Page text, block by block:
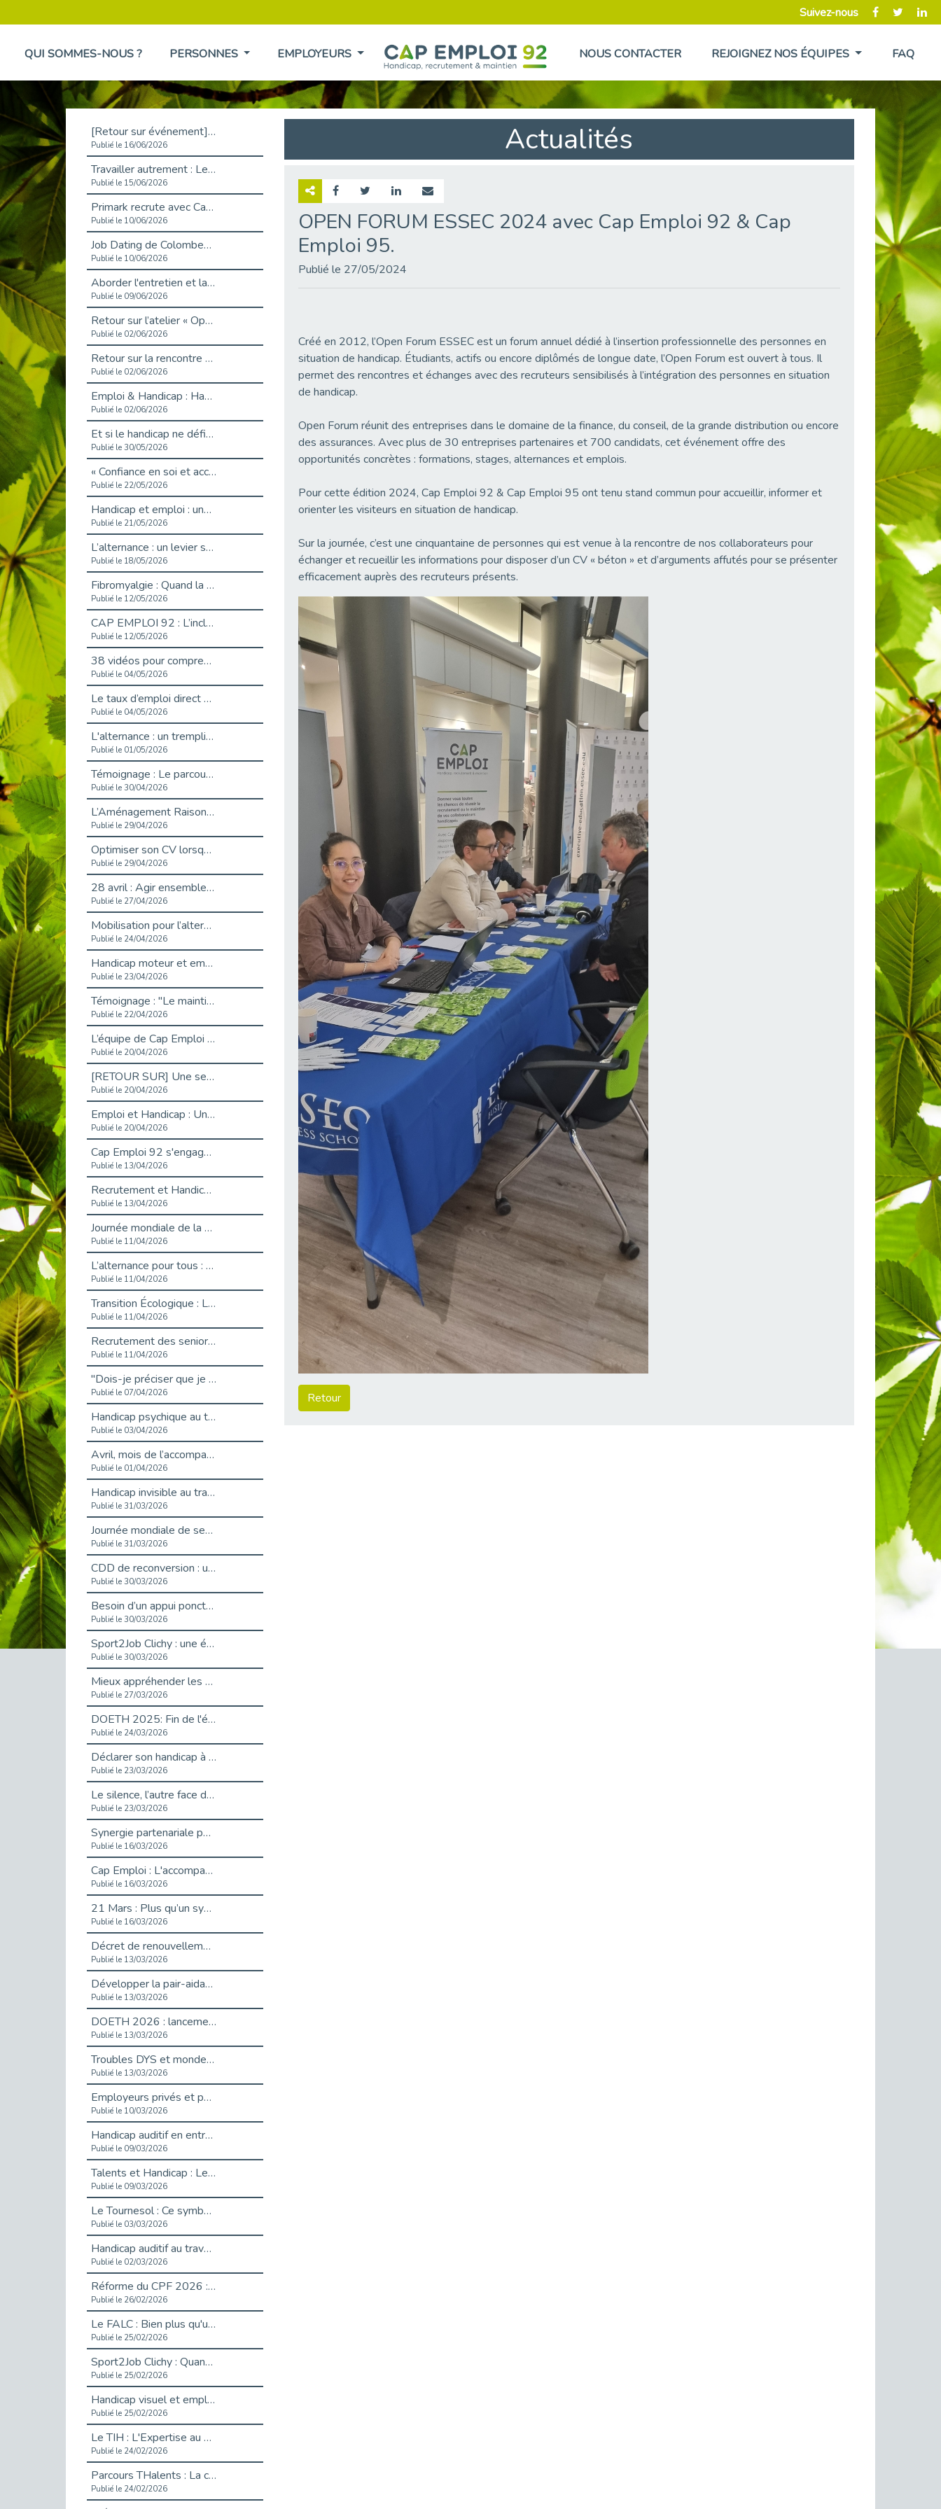
Suivez-nous
QUI SOMMES-NOUS ? PERSONNES EMPLOYEURS NOUS CONTACTER REJOIGNEZ NOS ÉQUIPES FAQ
[Retour sur événement] L'inclusion au cœur de la Place de l'Emploi à La Défense !
Publié le 16/06/2026
Travailler autrement : Le défi de l'intégration des maladies chroniques en entreprise
Publié le 15/06/2026
Primark recrute avec Cap Emploi 92, une matinée couronnée de succès !
Publié le 10/06/2026
Job Dating de Colombes – Emploi et Insertion
Publié le 10/06/2026
Aborder l'entretien et la situation de handicap en toute confiance
Publié le 09/06/2026
Retour sur l’atelier « Optimiser sa recherche d’emploi »
Publié le 02/06/2026
Retour sur la rencontre entre Cap Emploi 92 et Thales (Campus Meudon)
Publié le 02/06/2026
Emploi & Handicap : Hachette Livre et Cap emploi 92 renforcent leur collaboration
Publié le 02/06/2026
Et si le handicap ne définissait plus la carrière ?
Publié le 30/05/2026
« Confiance en soi et acceptation du handicap » : un levier puissant vers l’emploi
Publié le 22/05/2026
Handicap et emploi : une matinée pour briser les tabous
Publié le 21/05/2026
L’alternance : un levier stratégique pour recruter et inclure durablement
Publié le 18/05/2026
Fibromyalgie : Quand la douleur invisible s’invite au bureau
Publié le 12/05/2026
CAP EMPLOI 92 : L’inclusion portée à son sommet, bien au-delà des quotas
Publié le 12/05/2026
38 vidéos pour comprendre et agir durablement
Publié le 04/05/2026
Le taux d’emploi direct dans la fonction publique dépasse 6 % en 2025
Publié le 04/05/2026
L'alternance : un tremplin vers l'emploi aussi pour les personnes en situation de handicap
Publié le 01/05/2026
Témoignage : Le parcours de Marc, 44 ans
Publié le 30/04/2026
L’Aménagement Raisonnable : Un Levier pour l’Équité
Publié le 29/04/2026
Optimiser son CV lorsqu’on est en situation de handicap
Publié le 29/04/2026
28 avril : Agir ensemble pour une culture de prévention au travail
Publié le 27/04/2026
Mobilisation pour l’alternance et le handicap
Publié le 24/04/2026
Handicap moteur et emploi : réussir ses recrutements vidéo
Publié le 23/04/2026
Témoignage : "Le maintien en emploi est un investissement, pas une contrainte."
Publié le 22/04/2026
L’équipe de Cap Emploi 92 s’agrandit : Bienvenue à Charmila, Khoudia et Fadila !
Publié le 20/04/2026
[RETOUR SUR] Une session de recrutement inclusive réussie à Asnières !
Publié le 20/04/2026
Emploi et Handicap : Une alliance de style entre Cap Emploi 92 et La Cravate Solidaire
Publié le 20/04/2026
Cap Emploi 92 s'engage pour la santé mentale : La formation PSSM au cœur de l'accompagnement
Publié le 13/04/2026
Recrutement et Handicap : Et si vous testiez avant de vous engager ?
Publié le 13/04/2026
Journée mondiale de la maladie de Parkinson : Mieux comprendre pour mieux accompagner
Publié le 11/04/2026
L’alternance pour tous : Cap Emploi 92 et Seine Ouest Entreprise et Emploi mobilisés à Boulogne-Billancourt
Publié le 11/04/2026
Transition Écologique : Les Cap Emploi 75,92 et 93 s’engagent pour un Numérique Responsable
Publié le 11/04/2026
Recrutement des seniors : Un levier de transformation pour les ETI franciliennes
Publié le 11/04/2026
"Dois-je préciser que je suis handicapé sur mon CV?"
Publié le 07/04/2026
Handicap psychique au travail : et si nous changions de regard - vidéo
Publié le 03/04/2026
Avril, mois de l’accompagnement dans l’emploi avec Cap emploi.
Publié le 01/04/2026
Handicap invisible au travail : se taire ou parler? - vidéo
Publié le 31/03/2026
Journée mondiale de sensibilisation à l’autisme
Publié le 31/03/2026
CDD de reconversion : un nouveau contrat pour sécuriser le changement de métier.
Publié le 30/03/2026
Besoin d’un appui ponctuel expertise handicap ?
Publié le 30/03/2026
Sport2Job Clichy : une édition altoséquanaise avec Cap Emploi 92.
Publié le 30/03/2026
Mieux appréhender les enjeux du handicap singulier en entreprise - vidéo
Publié le 27/03/2026
DOETH 2025: Fin de l'écrêtement
Publié le 24/03/2026
Déclarer son handicap à son employeur : un levier professionnel ?
Publié le 23/03/2026
Le silence, l’autre face du recrutement : un appel au respect des candidats.
Publié le 23/03/2026
Synergie partenariale pour l'Inclusion Professionnelle chez Orange
Publié le 16/03/2026
Cap Emploi : L'accompagnement EXH c’est quoi ?
Publié le 16/03/2026
21 Mars : Plus qu’un symbole, un engagement pour l’inclusion
Publié le 16/03/2026
Décret de renouvellement de l'aide aux employeurs d'apprentis
Publié le 13/03/2026
Développer la pair-aidance en santé mentale : guide pour les employeurs
Publié le 13/03/2026
DOETH 2026 : lancement de la campagne pour les employeurs publics
Publié le 13/03/2026
Troubles DYS et monde du travail : mieux comprendre pour mieux accompagner _ vidéo
Publié le 13/03/2026
Employeurs privés et publics : vigilance face aux démarchages liés à l’OETH en 2026
Publié le 10/03/2026
Handicap auditif en entreprise, aménagements pour sécuriser la communication - vidéo
Publié le 09/03/2026
Talents et Handicap : Le Top 10 des métiers plébiscités dans les Hauts-de-Seine
Publié le 09/03/2026
Le Tournesol : Ce symbole discret qui change la vie des personnes en situation de handicap invisible
Publié le 03/03/2026
Handicap auditif au travail : rendre l’invisible accessible
Publié le 02/03/2026
Réforme du CPF 2026 : Ce qui change ce printemps pour vos droits à la formation
Publié le 26/02/2026
Le FALC : Bien plus qu'une écriture, un levier d'inclusion
Publié le 25/02/2026
Sport2Job Clichy : Quand le terrain devient le plus beau des bureaux
Publié le 25/02/2026
Handicap visuel et emploi : lever les obstacles pour révéler les - vidéo
Publié le 25/02/2026
Le TIH : L'Expertise au Service de l'Inclusion
Publié le 24/02/2026
Parcours THalents : La complémentarité au service de l'Emploi.
Publié le 24/02/2026
Actualités
OPEN FORUM ESSEC 2024 avec Cap Emploi 92 & Cap
Emploi 95.
Publié le 27/05/2024
Créé en 2012, l’Open Forum ESSEC est un forum annuel dédié à l’insertion professionnelle des personnes en
situation de handicap. Étudiants, actifs ou encore diplômés de longue date, l’Open Forum est ouvert à tous. Il
permet des rencontres et échanges avec des recruteurs sensibilisés à l’intégration des personnes en situation
de handicap.
Open Forum réunit des entreprises dans le domaine de la finance, du conseil, de la grande distribution ou encore
des assurances. Avec plus de 30 entreprises partenaires et 700 candidats, cet événement offre des
opportunités concrètes : formations, stages, alternances et emplois.
Pour cette édition 2024, Cap Emploi 92 & Cap Emploi 95 ont tenu stand commun pour accueillir, informer et
orienter les visiteurs en situation de handicap.
Sur la journée, c’est une cinquantaine de personnes qui est venue à la rencontre de nos collaborateurs pour
échanger et recueillir les informations pour disposer d’un CV « béton » et d’arguments affutés pour se présenter
efficacement auprès des recruteurs présents.
Retour